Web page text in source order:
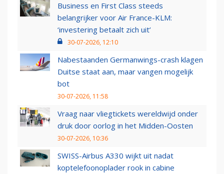
Business en First Class steeds
belangrijker voor Air France-KLM:
‘investering betaalt zich uit’
30-07-2026, 12:10
Nabestaanden Germanwings-crash klagen
Duitse staat aan, maar vangen mogelijk
bot
30-07-2026, 11:58
Vraag naar vliegtickets wereldwijd onder
druk door oorlog in het Midden-Oosten
30-07-2026, 10:36
SWISS-Airbus A330 wijkt uit nadat
koptelefoonoplader rook in cabine